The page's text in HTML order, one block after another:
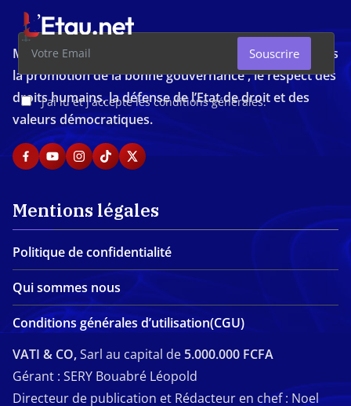
J'ai lu et j'accepte les conditions générales.
Souscrire
Média d'investigation ivoirien résolument engagé dans
la promotion de la bonne gouvernance , le respect des
droits humains, la défense de l’Etat de droit et des
valeurs démocratiques.
Mentions légales
Politique de confidentialité
Qui sommes nous
Conditions générales d’utilisation(CGU)
VATI & CO,Sarl au capital de 5.000.000 FCFA
Gérant : SERY Bouabré Léopold
Directeur de publication et Rédacteur en chef : Noel